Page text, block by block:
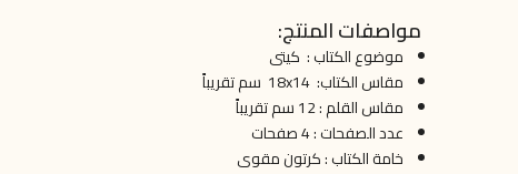
مواصفات المنتج:
موضوع الكتاب : كيتى
مقاس الكتاب: 18x14 سم تقريباً
مقاس القلم : 12 سم تقريباً
عدد الصفحات : 4 صفحات
خامة الكتاب : كرتون مقوى